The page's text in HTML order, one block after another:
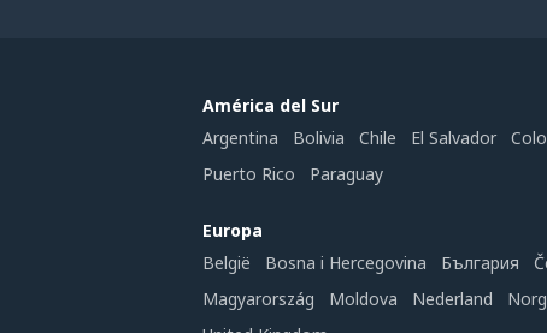
América del Sur
Argentina
Bolivia Chile El Salvador
Puerto Rico
Paraguay
Europa
België
Bosna i Hercegovina България
Magyarország
Moldova Nederland